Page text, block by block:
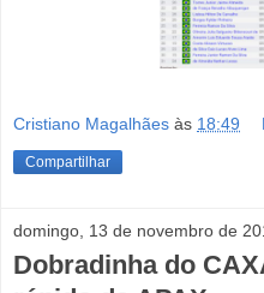
Cristiano Magalhães às 18:49
Compartilhar
domingo, 13 de novembro de
Dobradinha do